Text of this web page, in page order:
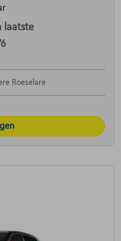
laatste
Roeselare